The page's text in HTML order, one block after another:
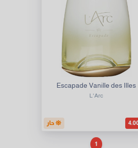
Escapade Vanille des Illes
L'Arc
حار
1